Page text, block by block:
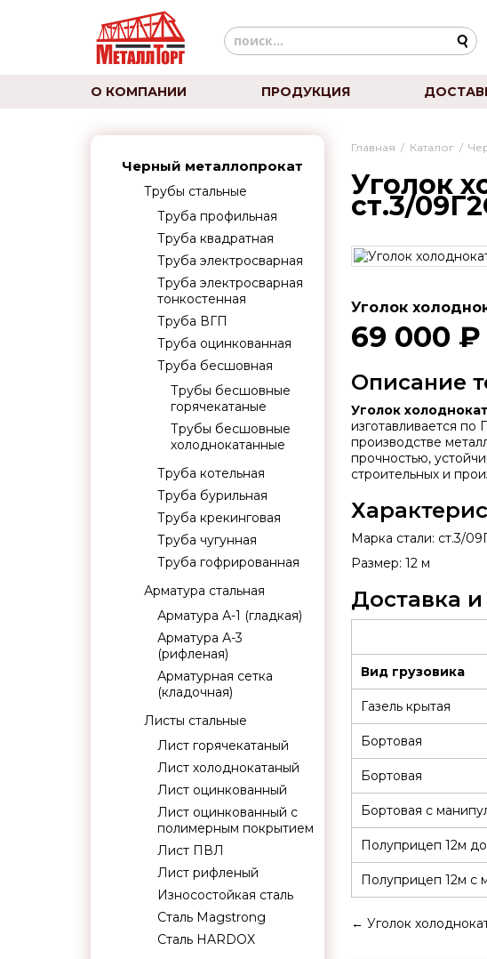
О КОМПАНИИ ПРОДУКЦИЯ
Черный металлопрокат
Трубы стальные
Труба профильная
Труба квадратная
Труба электросварная
Труба электросварная
тонкостенная
Труба ВГП
Труба оцинкованная
Труба бесшовная
Трубы бесшовные
горячекатаные
Трубы бесшовные
холоднокатанные
Труба котельная
Труба бурильная
Труба крекинговая
Труба чугунная
Труба гофрированная
Арматура стальная
Арматура А-1 (гладкая)
Арматура А-3
(рифленая)
Арматурная сетка
(кладочная)
Листы стальные
Лист горячекатаный
Лист холоднокатаный
Лист оцинкованный
Лист оцинкованный с
полимерным покрытием
Лист ПВЛ
Лист рифленый
Износостойкая сталь
Сталь Magstrong
Сталь HARDOX
Главная / Каталог /
Уголок
ст.3/
Уголок
69 000 ₽
Описание
Уголок
изготавливается
производстве
прочностью,
строительных и
Марка стали: ст.3/
Размер: 12 м
Доставка
Вид грузовика
Газель крытая
Бортовая
Бортовая
Бортовая с
Полуприцеп 12м
Полуприцеп 12м с
← Уголок